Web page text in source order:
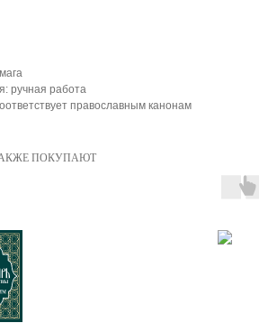
ручная работа
православным канонам
ПОКУПАЮТ